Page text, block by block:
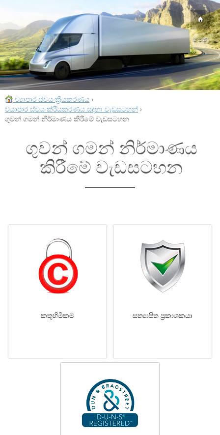
මෙනු
ව්‍යාපාර ස්වයංක්‍රීයකරණය ›
ව්යාපාර ස්වයංක්රීයකරණය සඳහා වැඩසටහන් ›
ගුවන් ගමන් නිර්මාණය කිරීමේ වැඩසටහන
ගුවන් ගමන් නිර්මාණය
කිරීමේ වැඩසටහන
කතුහිමිකම සත්‍යාපිත ප්‍රකාශකයා